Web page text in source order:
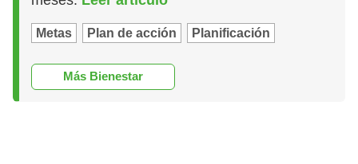
Metas Plan de acción Planificación
Más Bienestar